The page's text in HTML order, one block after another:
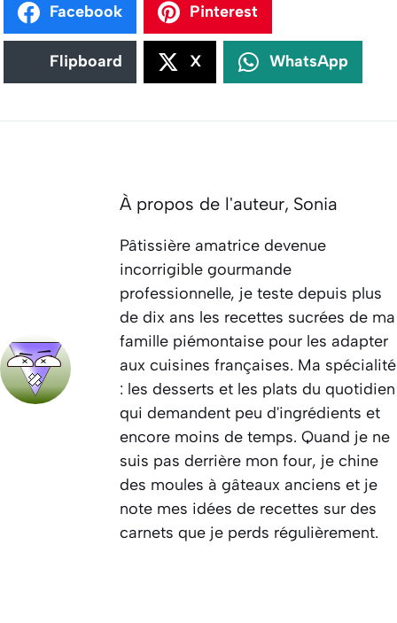
Facebook Pinterest
Flipboard X WhatsApp
À propos de l'auteur, Sonia
Pâtissière amatrice devenue
incorrigible gourmande
professionnelle, je teste depuis plus
de dix ans les recettes sucrées de ma
famille piémontaise pour les adapter
aux cuisines françaises. Ma spécialité
: les desserts et les plats du quotidien
qui demandent peu d'ingrédients et
encore moins de temps. Quand je ne
suis pas derrière mon four, je chine
des moules à gâteaux anciens et je
note mes idées de recettes sur des
carnets que je perds régulièrement.